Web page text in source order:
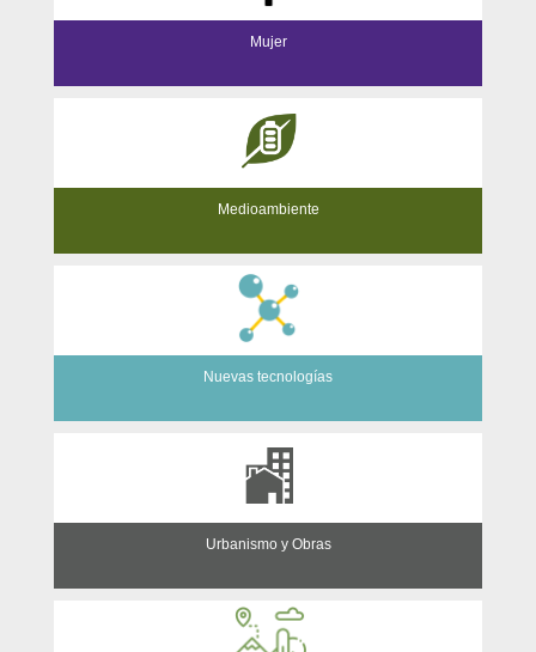
Mujer
Medioambiente
Nuevas tecnologías
Urbanismo y Obras